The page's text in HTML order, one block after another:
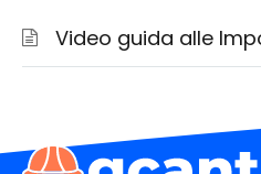
Video guida alle